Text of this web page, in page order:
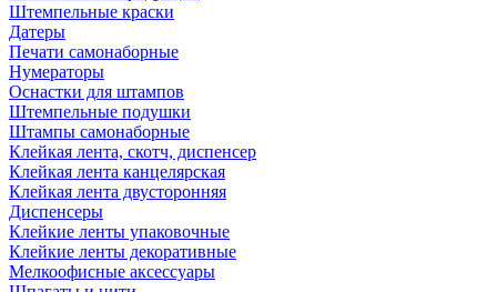
Штемпельные краски
Датеры
Печати самонаборные
Нумераторы
Оснастки для штампов
Штемпельные подушки
Штампы самонаборные
Клейкая лента, скотч, диспенсер
Клейкая лента канцелярская
Клейкая лента двусторонняя
Диспенсеры
Клейкие ленты упаковочные
Клейкие ленты декоративные
Мелкоофисные аксессуары